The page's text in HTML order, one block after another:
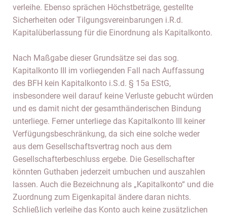
verleihe. Ebenso sprächen Höchstbeträge, gestellte
Sicherheiten oder Tilgungsvereinbarungen i.R.d.
Kapitalüberlassung für die Einordnung als Kapitalkonto.
Nach Maßgabe dieser Grundsätze sei das sog.
Kapitalkonto III im vorliegenden Fall nach Auffassung
des BFH kein Kapitalkonto i.S.d. § 15a EStG,
insbesondere weil darauf keine Verluste gebucht würden
und es damit nicht der gesamthänderischen Bindung
unterliege. Ferner unterliege das Kapitalkonto III keiner
Verfügungsbeschränkung, da sich eine solche weder
aus dem Gesellschaftsvertrag noch aus dem
Gesellschafterbeschluss ergebe. Die Gesellschafter
könnten Guthaben jederzeit umbuchen und auszahlen
lassen. Auch die Bezeichnung als „Kapitalkonto“ und die
Zuordnung zum Eigenkapital ändere daran nichts.
Schließlich verleihe das Konto auch keine zusätzlichen